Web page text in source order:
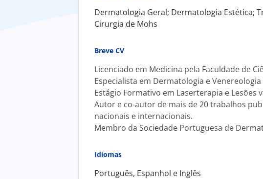
Dermatologia Geral; Dermatologia Estética;
Cirurgia de Mohs
Breve CV
Licenciado em Medicina pela Faculdade de
Especialista em Dermatologia e
Estágio Formativo em Laserterapia e Lesões
Autor e co-autor de mais de 20 trabalhos
nacionais e internacionais.
Membro da Sociedade Portuguesa de
Idiomas
Português, Espanhol e Inglês